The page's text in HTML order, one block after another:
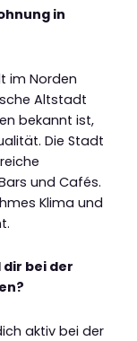
in
im Norden
Altstadt
bekannt ist,
Die Stadt
und Cafés.
Klima und
dir bei der
aktiv bei der